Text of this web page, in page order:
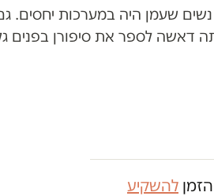
שעמן היה במערכות יחסים.
דאשה לספר את סיפורן בפנים
להשקיע